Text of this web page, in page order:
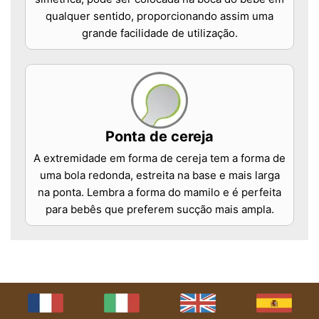
qualquer sentido, proporcionando assim uma
grande facilidade de utilização.
Ponta de cereja
A extremidade em forma de cereja tem a forma de
uma bola redonda, estreita na base e mais larga
na ponta. Lembra a forma do mamilo e é perfeita
para bebês que preferem sucção mais ampla.